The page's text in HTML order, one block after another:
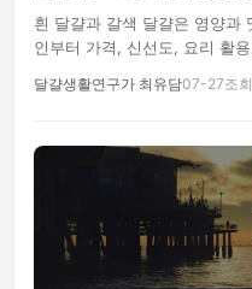
흰 달걀과 갈색 달걀은 영양과
인부터 가격, 신선도, 요리 활
달걀생활연구가 최유담07-27조